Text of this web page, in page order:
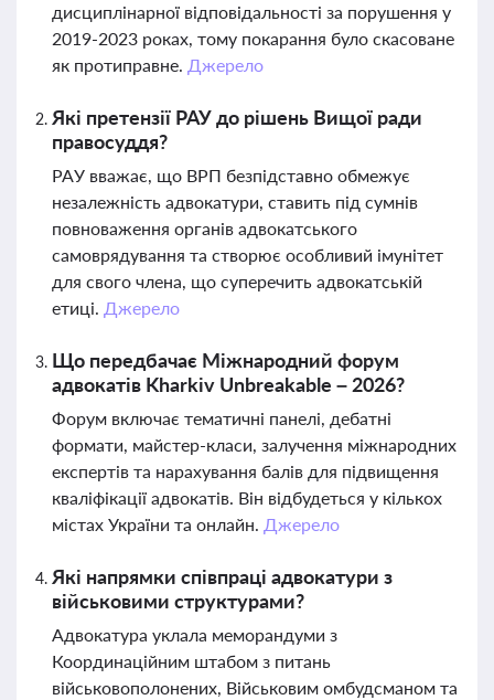
дисциплінарної відповідальності за порушення у
2019-2023 роках, тому покарання було скасоване
як протиправне. Джерело
Які претензії РАУ до рішень Вищої ради
правосуддя?
РАУ вважає, що ВРП безпідставно обмежує
незалежність адвокатури, ставить під сумнів
повноваження органів адвокатського
самоврядування та створює особливий імунітет
для свого члена, що суперечить адвокатській
етиці. Джерело
Що передбачає Міжнародний форум
адвокатів Kharkiv Unbreakable – 2026?
Форум включає тематичні панелі, дебатні
формати, майстер-класи, залучення міжнародних
експертів та нарахування балів для підвищення
кваліфікації адвокатів. Він відбудеться у кількох
містах України та онлайн. Джерело
Які напрямки співпраці адвокатури з
військовими структурами?
Адвокатура уклала меморандуми з
Координаційним штабом з питань
військовополонених, Військовим омбудсманом та